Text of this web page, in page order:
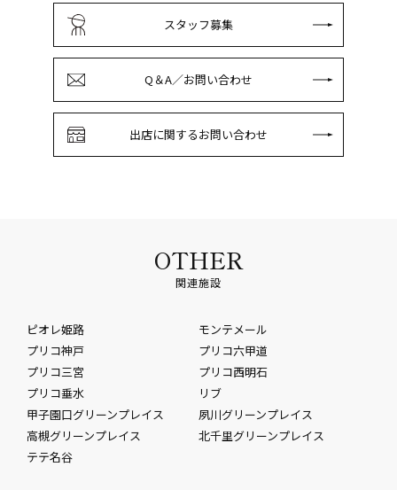
スタッフ募集
Q＆A／お問い合わせ
出店に関するお問い合わせ
OTHER
関連施設
ピオレ姫路
モンテメール
プリコ神戸
プリコ六甲道
プリコ三宮
プリコ西明石
プリコ垂水
リブ
甲子園口グリーンプレイス
夙川グリーンプレイス
高槻グリーンプレイス
北千里グリーンプレイス
テテ名谷